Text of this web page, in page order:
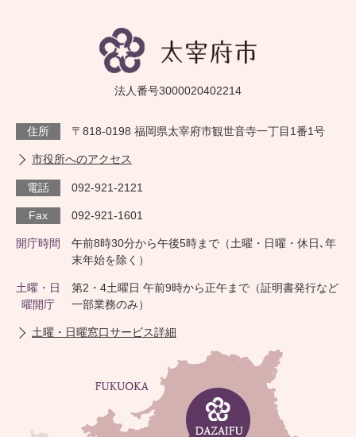
法人番号3000020402214
住所 〒818-0198 福岡県太宰府市観世音寺一丁目1番1号
市役所へのアクセス
電話 092-921-2121
Fax 092-921-1601
開庁時間
午前8時30分から午後5時まで（土曜・日曜・休日､年
末年始を除く）
土曜・日
曜開庁
第2・4土曜日 午前9時から正午まで（証明書発行など
一部業務のみ）
土曜・日曜窓口サービス詳細